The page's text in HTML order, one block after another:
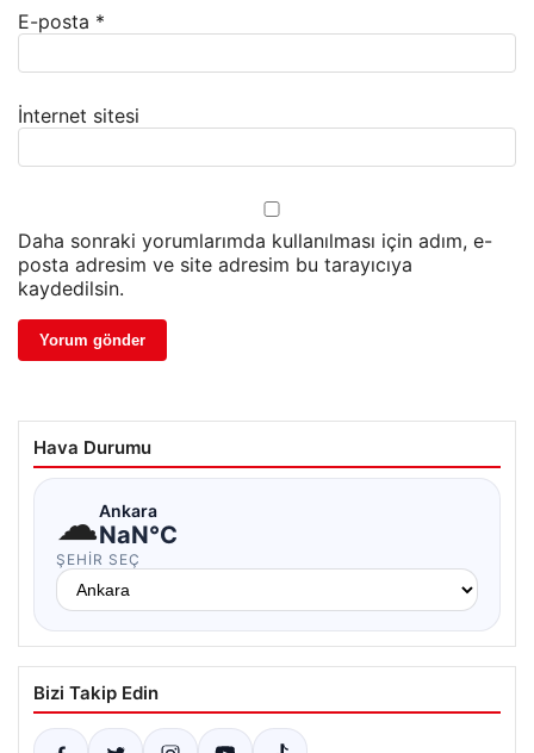
E-posta *
İnternet sitesi
Daha sonraki yorumlarımda kullanılması için adım, e-
posta adresim ve site adresim bu tarayıcıya
kaydedilsin.
Hava Durumu
☁Ankara
NaN°C
ŞEHIR SEÇ
Bizi Takip Edin